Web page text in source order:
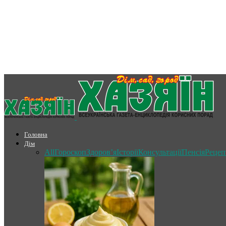
Головна
Дім
AllГороскопЗдоров’яІсторіїКонсультаціїПенсія